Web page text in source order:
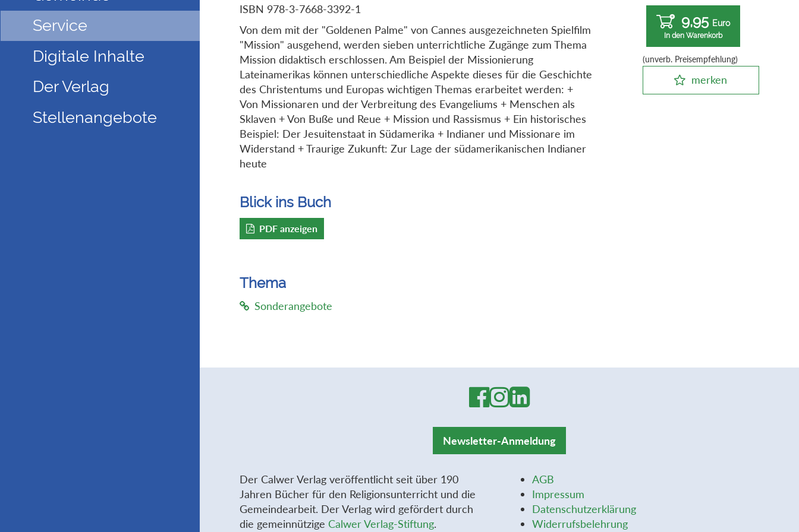
Service
Digitale Inhalte
Der Verlag
Stellenangebote
ISBN 978-3-7668-3392-1
Von dem mit der "Goldenen Palme" von Cannes ausgezeichneten Spielfilm
"Mission" ausgehend, werden sieben unterrichtliche Zugänge zum Thema
Mission didaktisch erschlossen. Am Beispiel der Missionierung
Lateinamerikas können unterschiedliche Aspekte dieses für die Geschichte
des Christentums und Europas wichtigen Themas erarbeitet werden: +
Von Missionaren und der Verbreitung des Evangeliums + Menschen als
Sklaven + Von Buße und Reue + Mission und Rassismus + Ein historisches
Beispiel: Der Jesuitenstaat in Südamerika + Indianer und Missionare im
Widerstand + Traurige Zukunft: Zur Lage der südamerikanischen Indianer
heute
Blick ins Buch
PDF anzeigen
Thema
Sonderangebote
9,95 Euro
In den Warenkorb
(unverb. Preisempfehlung)
merken
Newsletter-Anmeldung
Der Calwer Verlag veröffentlicht seit über 190
Jahren Bücher für den Religionsunterricht und die
Gemeindearbeit. Der Verlag wird gefördert durch
die gemeinnützige Calwer Verlag-Stiftung.
AGB
Impressum
Datenschutzerklärung
Widerrufsbelehrung